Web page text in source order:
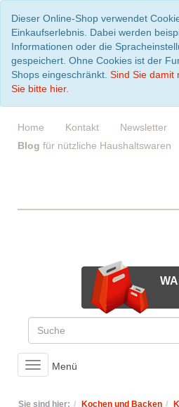
Dieser Online-Shop verwendet
Einkaufserlebnis. Dabei werden
Informationen oder die
gespeichert. Ohne Cookies ist der
Shops eingeschränkt. Sind Sie damit
Sie bitte hier.
Home Kontakt
Newsletter
Blog für nützliche Haushaltswaren
Toggle
navigation
Menü
Sie sind hier: Kochen und Backen